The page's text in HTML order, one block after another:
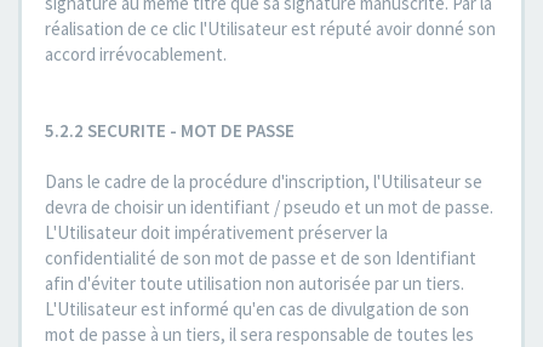
réalisation de ce clic l'Utilisateur est réputé avoir donné son
accord irrévocablement.
5.2.2 SECURITE - MOT DE PASSE
Dans le cadre de la procédure d'inscription, l'Utilisateur se
devra de choisir un identifiant / pseudo et un mot de passe.
L'Utilisateur doit impérativement préserver la
confidentialité de son mot de passe et de son Identifiant
afin d'éviter toute utilisation non autorisée par un tiers.
L'Utilisateur est informé qu'en cas de divulgation de son
mot de passe à un tiers, il sera responsable de toutes les